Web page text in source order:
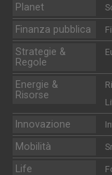
Planet
Finanza pubblica
Strategie &
Regole
Energie &
Risorse
Innovazione
Mobilità
Life